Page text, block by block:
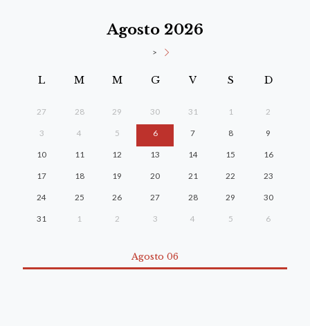
Agosto 2026
>
L M M G V S D
27 28 29 30 31 1 2
3 4 5 6 7 8 9
10 11 12 13 14 15 16
17 18 19 20 21 22 23
24 25 26 27 28 29 30
31 1 2 3 4 5 6
Agosto 06